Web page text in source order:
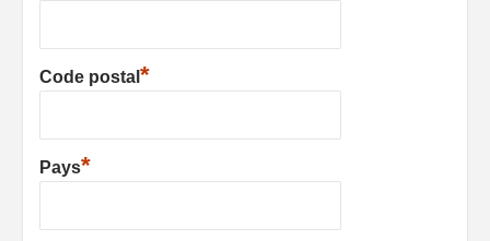
Code postal *
Pays*